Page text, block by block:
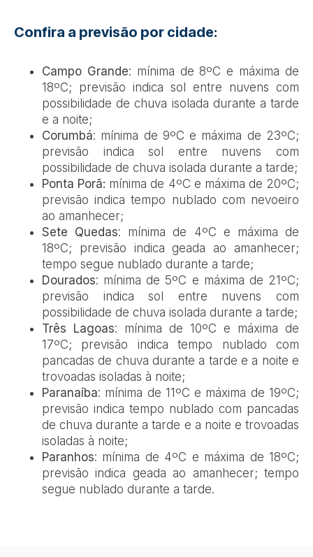
Confira a previsão por cidade:
Campo Grande: mínima de 8ºC e máxima de
18ºC; previsão indica sol entre nuvens com
possibilidade de chuva isolada durante a tarde
e a noite;
Corumbá: mínima de 9ºC e máxima de 23ºC;
previsão indica sol entre nuvens com
possibilidade de chuva isolada durante a tarde;
Ponta Porã: mínima de 4ºC e máxima de 20ºC;
previsão indica tempo nublado com nevoeiro
ao amanhecer;
Sete Quedas: mínima de 4ºC e máxima de
18ºC; previsão indica geada ao amanhecer;
tempo segue nublado durante a tarde;
Dourados: mínima de 5ºC e máxima de 21ºC;
previsão indica sol entre nuvens com
possibilidade de chuva isolada durante a tarde;
Três Lagoas: mínima de 10ºC e máxima de
17ºC; previsão indica tempo nublado com
pancadas de chuva durante a tarde e a noite e
trovoadas isoladas à noite;
Paranaíba: mínima de 11ºC e máxima de 19ºC;
previsão indica tempo nublado com pancadas
de chuva durante a tarde e a noite e trovoadas
isoladas à noite;
Paranhos: mínima de 4ºC e máxima de 18ºC;
previsão indica geada ao amanhecer; tempo
segue nublado durante a tarde.